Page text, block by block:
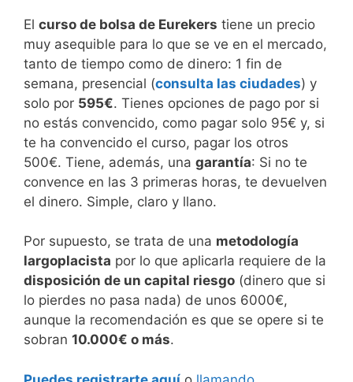
El curso de bolsa de Eurekers tiene un precio
muy asequible para lo que se ve en el mercado,
tanto de tiempo como de dinero: 1 fin de
semana, presencial (consulta las ciudades) y
solo por 595€. Tienes opciones de pago por si
no estás convencido, como pagar solo 95€ y, si
te ha convencido el curso, pagar los otros
500€. Tiene, además, una garantía: Si no te
convence en las 3 primeras horas, te devuelven
el dinero. Simple, claro y llano.
Por supuesto, se trata de una metodología
largoplacista por lo que aplicarla requiere de la
disposición de un capital riesgo (dinero que si
lo pierdes no pasa nada) de unos 6000€,
aunque la recomendación es que se opere si te
sobran 10.000€ o más.